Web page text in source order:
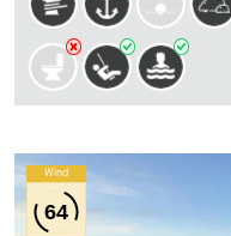
Wind
64